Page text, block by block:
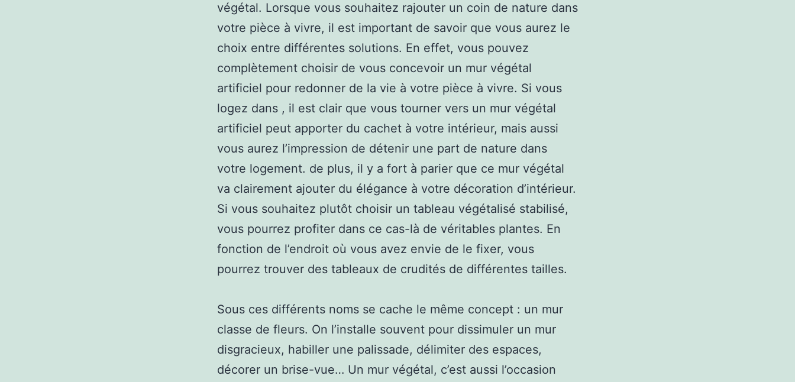
végétal. Lorsque vous souhaitez rajouter un coin de nature dans
votre pièce à vivre, il est important de savoir que vous aurez le
choix entre différentes solutions. En effet, vous pouvez
complètement choisir de vous concevoir un mur végétal
artificiel pour redonner de la vie à votre pièce à vivre. Si vous
logez dans , il est clair que vous tourner vers un mur végétal
artificiel peut apporter du cachet à votre intérieur, mais aussi
vous aurez l’impression de détenir une part de nature dans
votre logement. de plus, il y a fort à parier que ce mur végétal
va clairement ajouter du élégance à votre décoration d’intérieur.
Si vous souhaitez plutôt choisir un tableau végétalisé stabilisé,
vous pourrez profiter dans ce cas-là de véritables plantes. En
fonction de l’endroit où vous avez envie de le fixer, vous
pourrez trouver des tableaux de crudités de différentes tailles.
Sous ces différents noms se cache le même concept : un mur
classe de fleurs. On l’installe souvent pour dissimuler un mur
disgracieux, habiller une palissade, délimiter des espaces,
décorer un brise-vue… Un mur végétal, c’est aussi l’occasion